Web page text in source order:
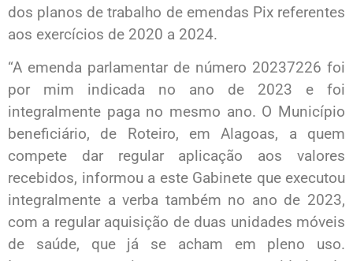
dos planos de trabalho de emendas Pix referentes
aos exercícios de 2020 a 2024.
“A emenda parlamentar de número 20237226 foi
por mim indicada no ano de 2023 e foi
integralmente paga no mesmo ano. O Município
beneficiário, de Roteiro, em Alagoas, a quem
compete dar regular aplicação aos valores
recebidos, informou a este Gabinete que executou
integralmente a verba também no ano de 2023,
com a regular aquisição de duas unidades móveis
de saúde, que já se acham em pleno uso.